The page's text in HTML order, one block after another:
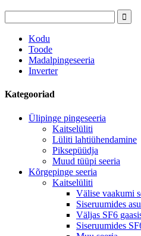
Kodu
Toode
Madalpingeseeria
Inverter
Kategooriad
Ülipinge pingeseeria
Kaitselüliti
Lüliti lahtiühendamine
Piksepüüdja
Muud tüüpi seeria
Kõrgepinge seeria
Kaitselüliti
Välise vaakumi
Siseruumides
Väljas SF6
Siseruumides